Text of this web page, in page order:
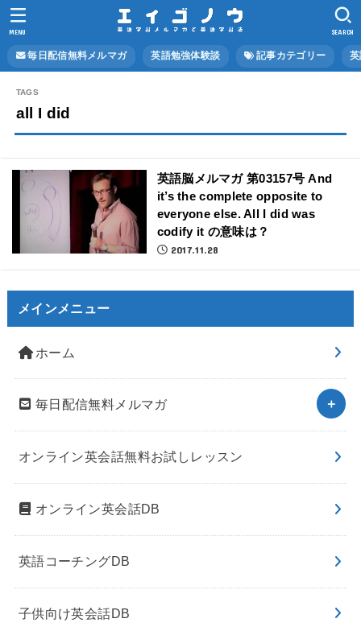
毎日配信無料メルマガ 英語勉強体験談 記事カテゴリー
SEARCH
MENU
all I did
英語脳メルマガ 第03157号 And
it’s the complete opposite to
everyone else. All I did was
codify it の意味は？
2017.11.28
メインメニュー
ホーム
毎日配信無料メルマガ
オンライン英会話無料お試しレッスン
オンライン英会話DB
英語コーチングDB
子供向け英会話DB